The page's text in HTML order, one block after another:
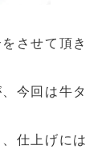
させて頂き
今回は牛タ
仕上げには